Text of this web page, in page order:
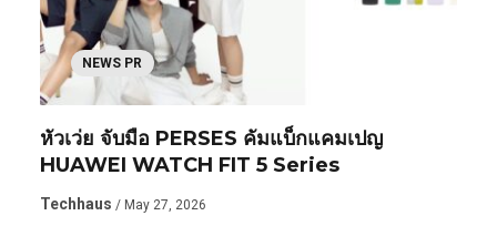
NEWS PR
หัวเว่ย จับมือ PERSES คัมแบ็กแคมเปญ
HUAWEI WATCH FIT 5 Series
Techhaus / May 27, 2026